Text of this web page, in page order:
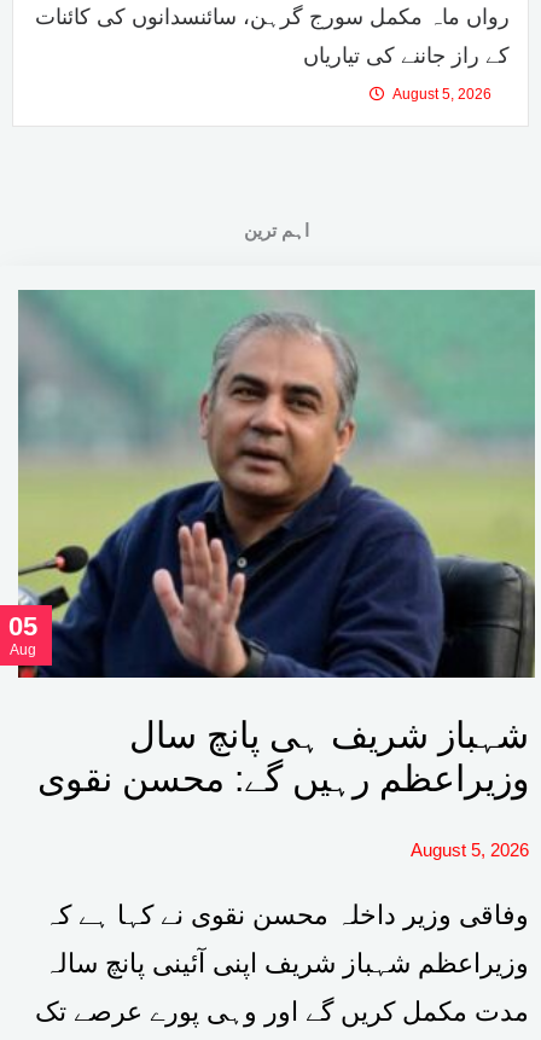
رواں ماہ مکمل سورج گرہن، سائنسدانوں کی کائنات
کے راز جاننے کی تیاریاں
August 5, 2026
اہم ترین
05
Aug
شہباز شریف ہی پانچ سال
وزیراعظم رہیں گے: محسن نقوی
August 5, 2026
وفاقی وزیر داخلہ محسن نقوی نے کہا ہے کہ
وزیراعظم شہباز شریف اپنی آئینی پانچ سالہ
مدت مکمل کریں گے اور وہی پورے عرصے تک